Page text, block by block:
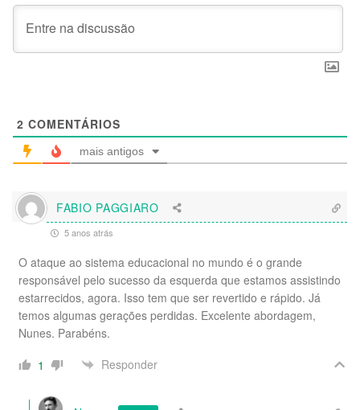
2 COMENTÁRIOS
mais antigos
FABIO PAGGIARO
5 anos atrás
O ataque ao sistema educacional no mundo é o grande
responsável pelo sucesso da esquerda que estamos assistindo
estarrecidos, agora. Isso tem que ser revertido e rápido. Já
temos algumas gerações perdidas. Excelente abordagem,
Nunes. Parabéns.
1
Responder